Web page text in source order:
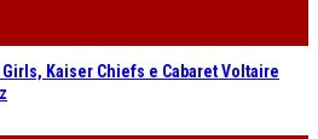
Kaiser Chiefs e Cabaret Voltaire